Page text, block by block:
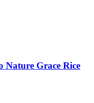
Nature Grace Rice